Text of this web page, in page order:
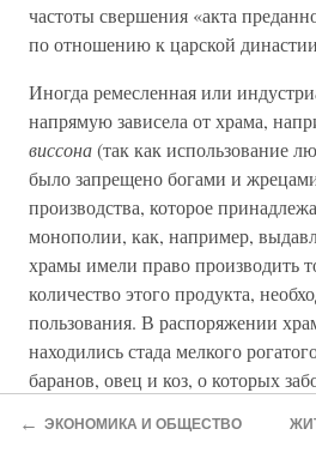
частоты свершения «акта
по отношению к царской
Иногда ремесленная или
напрямую зависела от храма,
виссона(так как использование
было запрещено богами и
производства, которое
монополии, как, например,
храмы имели право производить
количество этого продукта,
пользования. В распоряжении
находились стада мелкого
баранов, овец и коз, о которых
← ЭКОНОМИКА И ОБЩЕСТВО